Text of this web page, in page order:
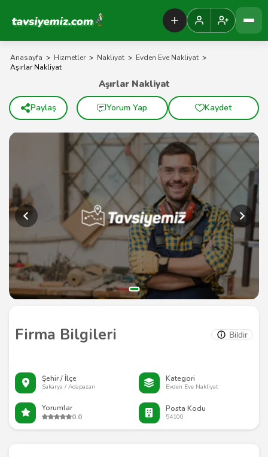
Tavsiyemiz Anasayfa
Anasayfa > Hizmetler > Nakliyat > Evden Eve Nakliyat >
Aşırlar Nakliyat
Firma Bilgileri Bildir
Şehir / İlçe
Sakarya / Adapazarı
Kategori
Evden Eve Nakliyat
Yorumlar
0.0
Posta Kodu
54100
Aşırlar Nakliyat
Paylaş Yorum Yap Kaydet